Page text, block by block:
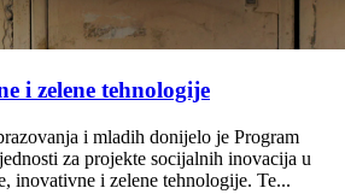
i zelene tehnologije
i mladih donijelo je Program
za projekte socijalnih inovacija u
inovativne i zelene tehnologije. Te...